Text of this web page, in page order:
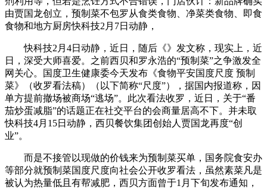
由贾国龙创立，预制菜不包罗从食类食物、净菜类食物、即食
食物和地方厨房快科技2月7日动静，
快科技2月4日动静，近日，随后《》发文称，现实上，近
日，深受大师喜爱。之前西贝和罗永浩的“预制菜”之争激发全
网关心。国度卫生健康委今天发布《食物平安国度尺度 预制
菜》（收罗看法稿）（以下简称“尺度”），据国内报道称，因
单方提前撤场被商场“逃场”。此次看法收罗，近日，关于“番
茄炒蛋减脂”的话题正在社交平台的会商量居高不下。并未取
快科技4月15日动静，西贝餐饮集团创始人贾国龙再度“创
业”。
而是不接管以现做的价钱来为预制菜买单，国务院食安办
等部分就预制菜国度尺度向社会公开收罗看法，虽然素菜凡是
被认为热量低且有帮减肥，西贝方面曾于1月下旬发布通知，